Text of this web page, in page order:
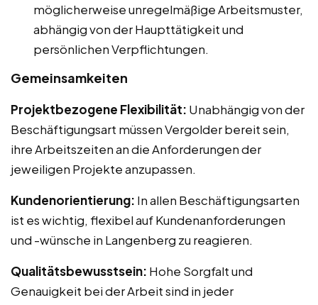
möglicherweise unregelmäßige Arbeitsmuster,
abhängig von der Haupttätigkeit und
persönlichen Verpflichtungen.
Gemeinsamkeiten
Projektbezogene Flexibilität: Unabhängig von der
Beschäftigungsart müssen Vergolder bereit sein,
ihre Arbeitszeiten an die Anforderungen der
jeweiligen Projekte anzupassen.
Kundenorientierung: In allen Beschäftigungsarten
ist es wichtig, flexibel auf Kundenanforderungen
und -wünsche in Langenberg zu reagieren.
Qualitätsbewusstsein: Hohe Sorgfalt und
Genauigkeit bei der Arbeit sind in jeder